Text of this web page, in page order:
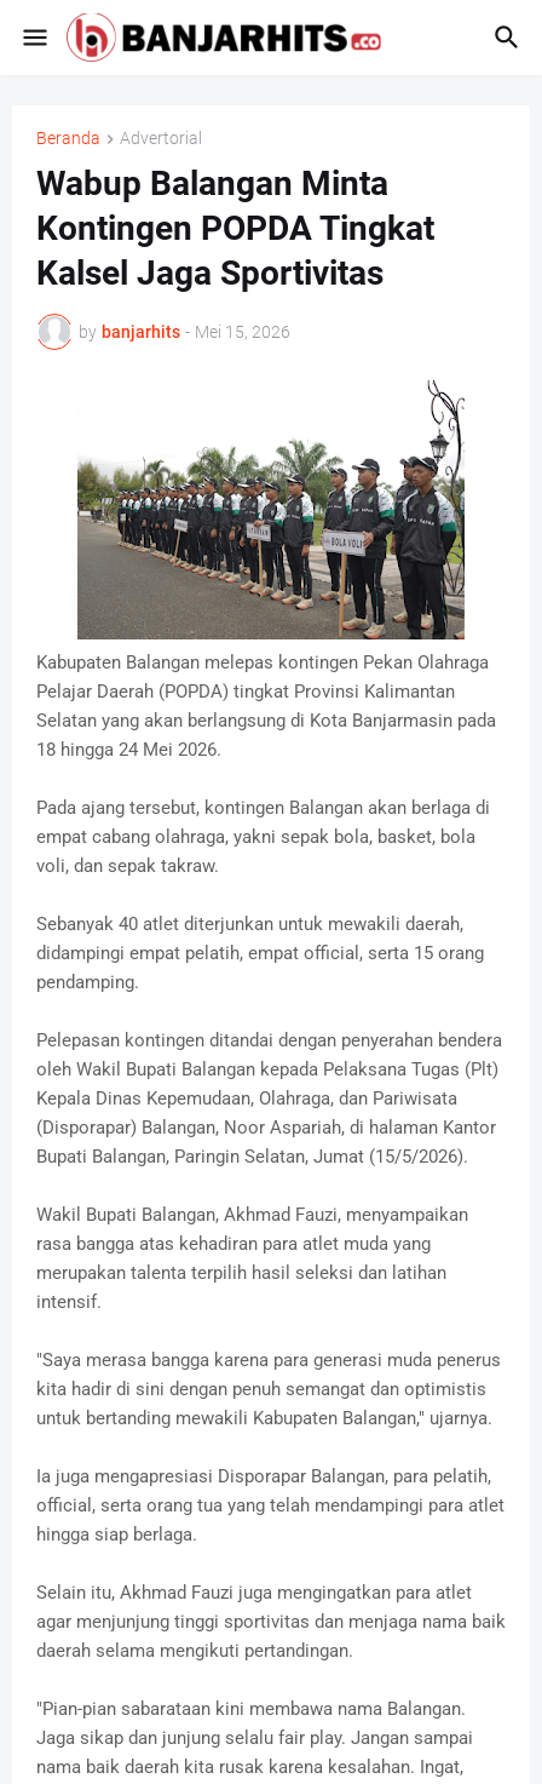
Beranda Advertorial
Wabup Balangan Minta
Kontingen POPDA Tingkat
Kalsel Jaga Sportivitas
by banjarhits - Mei 15, 2026
Kabupaten Balangan melepas kontingen Pekan Olahraga
Pelajar Daerah (POPDA) tingkat Provinsi Kalimantan
Selatan yang akan berlangsung di Kota Banjarmasin pada
18 hingga 24 Mei 2026.
Pada ajang tersebut, kontingen Balangan akan berlaga di
empat cabang olahraga, yakni sepak bola, basket, bola
voli, dan sepak takraw.
Sebanyak 40 atlet diterjunkan untuk mewakili daerah,
didampingi empat pelatih, empat official, serta 15 orang
pendamping.
Pelepasan kontingen ditandai dengan penyerahan bendera
oleh Wakil Bupati Balangan kepada Pelaksana Tugas (Plt)
Kepala Dinas Kepemudaan, Olahraga, dan Pariwisata
(Disporapar) Balangan, Noor Aspariah, di halaman Kantor
Bupati Balangan, Paringin Selatan, Jumat (15/5/2026).
Wakil Bupati Balangan, Akhmad Fauzi, menyampaikan
rasa bangga atas kehadiran para atlet muda yang
merupakan talenta terpilih hasil seleksi dan latihan
intensif.
"Saya merasa bangga karena para generasi muda penerus
kita hadir di sini dengan penuh semangat dan optimistis
untuk bertanding mewakili Kabupaten Balangan," ujarnya.
Ia juga mengapresiasi Disporapar Balangan, para pelatih,
official, serta orang tua yang telah mendampingi para atlet
hingga siap berlaga.
Selain itu, Akhmad Fauzi juga mengingatkan para atlet
agar menjunjung tinggi sportivitas dan menjaga nama baik
daerah selama mengikuti pertandingan.
"Pian-pian sabarataan kini membawa nama Balangan.
Jaga sikap dan junjung selalu fair play. Jangan sampai
nama baik daerah kita rusak karena kesalahan. Ingat,